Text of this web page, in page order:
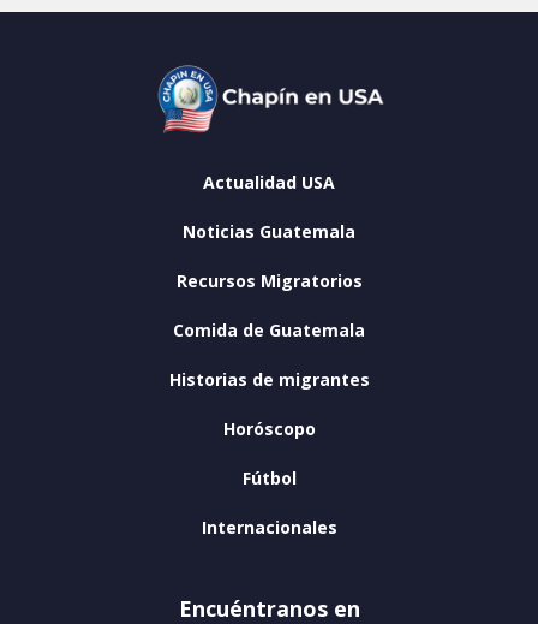
Actualidad USA
Noticias Guatemala
Recursos Migratorios
Comida de Guatemala
Historias de migrantes
Horóscopo
Fútbol
Internacionales
Encuéntranos en